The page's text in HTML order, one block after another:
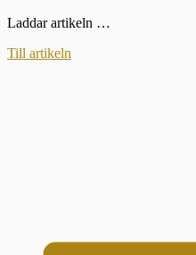
Laddar artikeln …
Till artikeln